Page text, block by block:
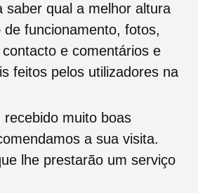
saber qual a melhor altura
de funcionamento, fotos,
e comentários e
feitos pelos utilizadores na
muito boas
a sua visita.
lhe prestarão um serviço